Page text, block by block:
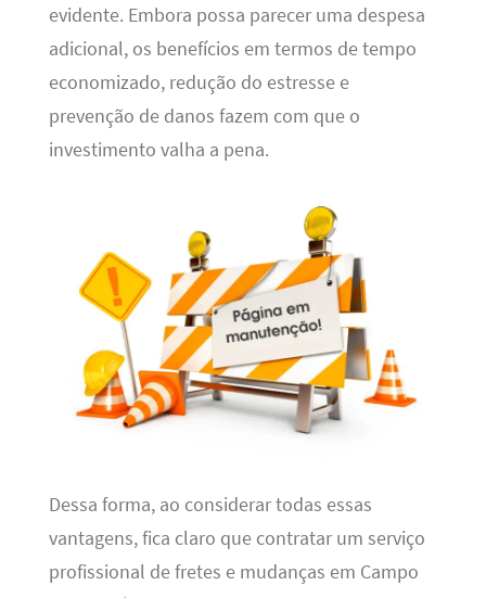
evidente. Embora possa parecer uma despesa
adicional, os benefícios em termos de tempo
economizado, redução do estresse e
prevenção de danos fazem com que o
investimento valha a pena.
Dessa forma, ao considerar todas essas
vantagens, fica claro que contratar um serviço
profissional de fretes e mudanças em Campo